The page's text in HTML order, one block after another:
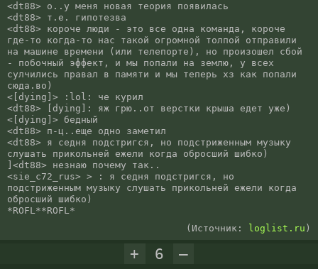
<dt88> о..у меня новая теория появилась
<dt88> т.е. гипотезва
<dt88> короче люди - это все одна команда, короче
где-то когда-то нас такой огромной толпой отправили
на машине времени (или телепорте), но произошел сбой
- побочный эффект, и мы попали на землю, у всех
сулчились правал в памяти и мы теперь хз как попали
сюда.во)
<[dying]> :lol: че курил
<dt88> [dying]: яж грю..от верстки крыша едет уже)
<[dying]> бедный
<dt88> п-ц..еще одно заметил
<dt88> я седня подстригся, но подстриженным музыку
слушать прикольней ежели когда обросший шибко)
]<dt88> незнаю почему так..
<sie_c72_rus> > : я седня подстригся, но
подстриженным музыку слушать прикольней ежели когда
обросший шибко)
*ROFL**ROFL*
(Источник:
loglist.ru )
+ 6 –